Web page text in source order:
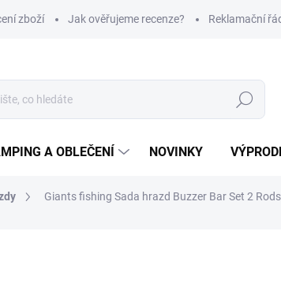
zboží Jak ověřujeme recenze? Reklamační
Hledat
A OBLEČENÍ NOVINKY
Giants fishing Sada hrazd Buzzer Bar Set 2